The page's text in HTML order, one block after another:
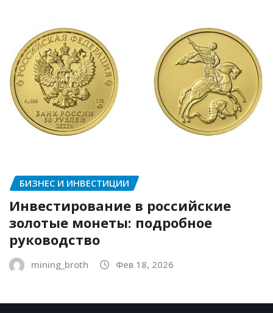
БИЗНЕС И ИНВЕСТИЦИИ
Инвестирование в российские
золотые монеты: подробное
руководство
mining_broth Фев 18, 2026